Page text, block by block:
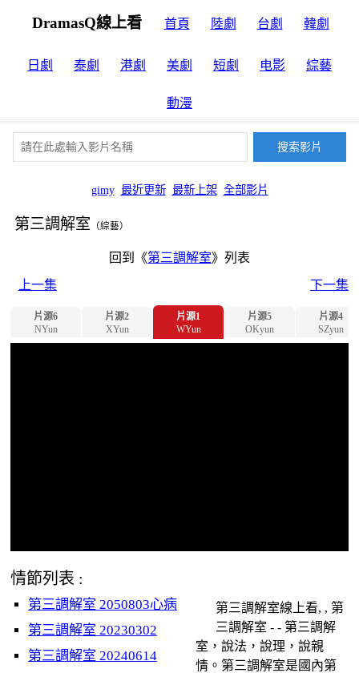
DramasQ線上看 首頁 陸劇 台劇 韓劇
日劇 泰劇 港劇 美劇 短劇 电影 綜藝
動漫
gimy 最近更新 最新上架 全部影片
第三調解室 （綜藝）
回到《第三調解室》列表
上一集
下一集
片源6
NYun
片源2
XYun
片源1
WYun
片源5
OKyun
片源4
SZyun
情節列表 :
第三調解室 2050803心病
第三調解室 20230302
第三調解室 20240614
第三調解室線上看, , 第
三調解室 - - 第三調解
室，說法，說理，說親
情。第三調解室是國內第